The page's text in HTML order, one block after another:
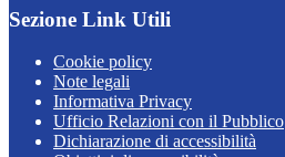
Sezione Link Utili
Cookie policy
Note legali
Informativa Privacy
Ufficio Relazioni con il Pubblico
Dichiarazione di accessibilità